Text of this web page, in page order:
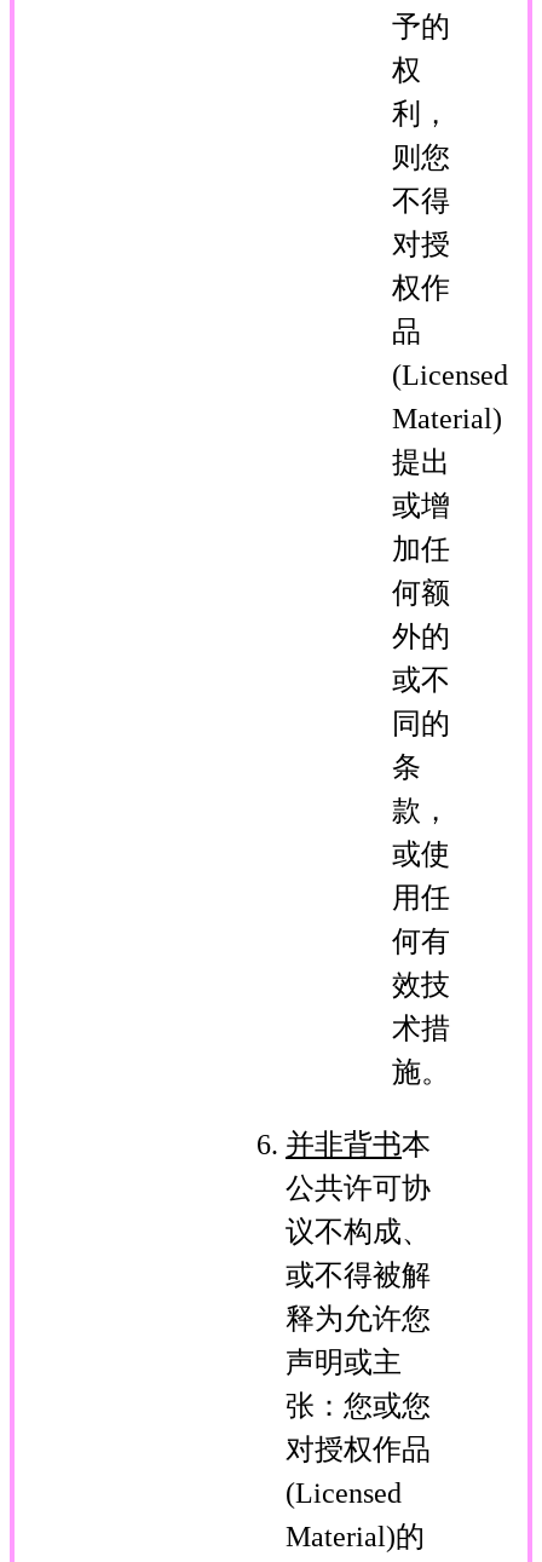
予的
权
利，
则您
不得
对授
权作
品
(Licensed
Material)
提出
或增
加任
何额
外的
或不
同的
条
款，
或使
用任
何有
效技
术措
施。
并非背书本
公共许可协
议不构成、
或不得被解
释为允许您
声明或主
张：您或您
对授权作品
(Licensed
Material)的